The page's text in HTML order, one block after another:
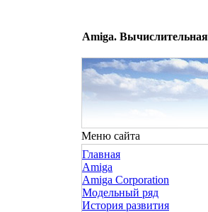
Amiga.
Меню сайта
Главная
Amiga
Amiga Corporation
Модельный ряд
История развития